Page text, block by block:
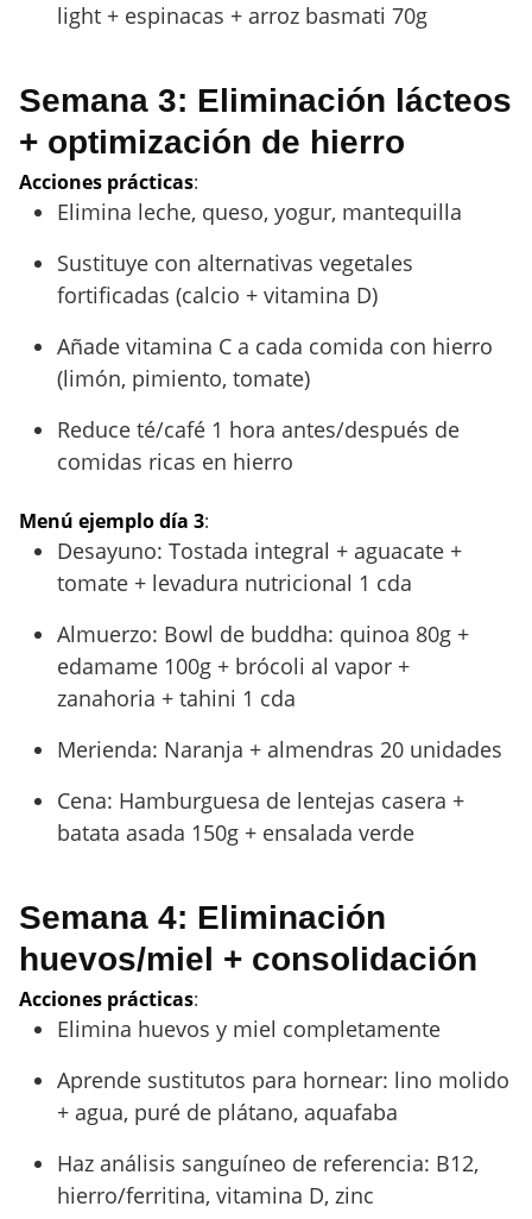
light + espinacas + arroz basmati 70g
Semana 3: Eliminación lácteos
+ optimización de hierro
Acciones prácticas:
Elimina leche, queso, yogur, mantequilla
Sustituye con alternativas vegetales
fortificadas (calcio + vitamina D)
Añade vitamina C a cada comida con hierro
(limón, pimiento, tomate)
Reduce té/café 1 hora antes/después de
comidas ricas en hierro
Menú ejemplo día 3:
Desayuno: Tostada integral + aguacate +
tomate + levadura nutricional 1 cda
Almuerzo: Bowl de buddha: quinoa 80g +
edamame 100g + brócoli al vapor +
zanahoria + tahini 1 cda
Merienda: Naranja + almendras 20 unidades
Cena: Hamburguesa de lentejas casera +
batata asada 150g + ensalada verde
Semana 4: Eliminación
huevos/miel + consolidación
Acciones prácticas:
Elimina huevos y miel completamente
Aprende sustitutos para hornear: lino molido
+ agua, puré de plátano, aquafaba
Haz análisis sanguíneo de referencia: B12,
hierro/ferritina, vitamina D, zinc